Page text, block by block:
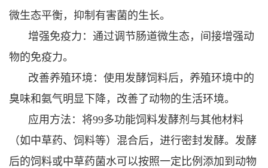
微生态平衡，抑制有害菌的生长。
增强免疫力：通过调节肠道微生态，间接增强动
物的免疫力。
改善养殖环境：使用发酵饲料后，养殖环境中的
臭味和氨气明显下降，改善了动物的生活环境。
应用方法：将99多功能饲料发酵剂与其他材料
（如中草药、饲料等）混合后，进行密封发酵。发酵
后的饲料或中草药菌水可以按照一定比例添加到动物